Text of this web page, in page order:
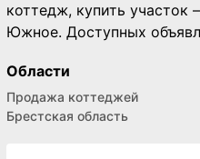
коттедж, купить участок
Южное. Доступных
Области
Продажа коттеджей
Брестская область